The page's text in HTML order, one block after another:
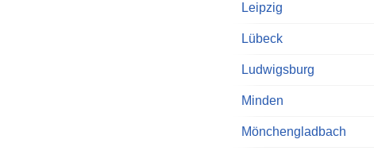
Leipzig
Lübeck
Ludwigsburg
Minden
Mönchengladbach